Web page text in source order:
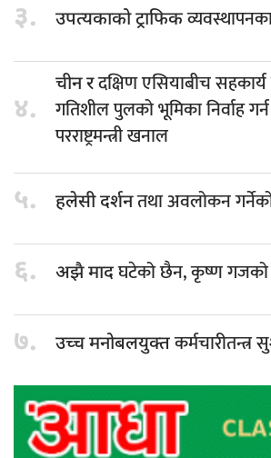
३. उपत्यकाको ट्राफिक
४.
चीन रदक्षिण एसियाबीच
गतिशील पुलको भूमिका निर्वाह
परराष्ट्रमन्त्री खनाल
५. हलेसी दर्शनतथा अवलोकन
६. अझै मादघटेको छैन, कृष्ण गजको
७. उच्च मनोबलयुक्त